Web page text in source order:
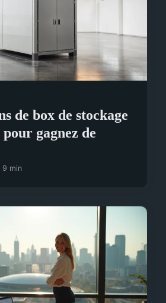
de box de stockage
gagnez de
9 min